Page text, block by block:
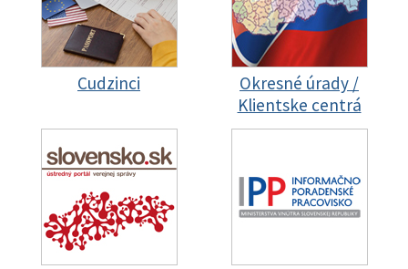
Cudzinci
Okresné úrady /
Klientske centrá